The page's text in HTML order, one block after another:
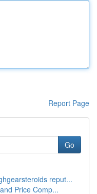
Report Page
Go
reput...
Price Comp...